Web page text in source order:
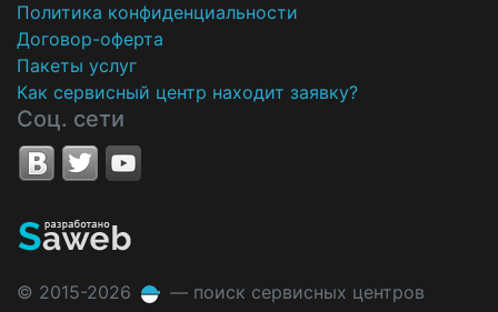
Политика конфиденциальности
Договор-оферта
Пакеты услуг
Как сервисный центр находит заявку?
Соц. сети
© 2015-2026 — поиск сервисных центров